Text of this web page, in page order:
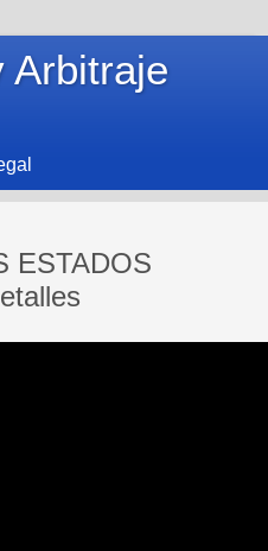
Arbitraje
ESTADOS